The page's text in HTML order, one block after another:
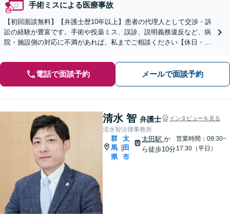
手術ミスによる医療事故
【初回面談無料】【弁護士歴10年以上】患者の代理人として交渉・訴
訟の経験が豊富です。手術や投薬ミス、誤診、説明義務違反など、病
院・施設側の対応に不満があれば、私までご相談ください【休日・夜
電話で面談予約 メールで面談予約
清水 智 弁護士 インタビューを見る
清水智法律事務所
群
馬
県
太
田
市
太田駅 か
ら徒歩10分
営業時間：09:30~
17:30（平日）